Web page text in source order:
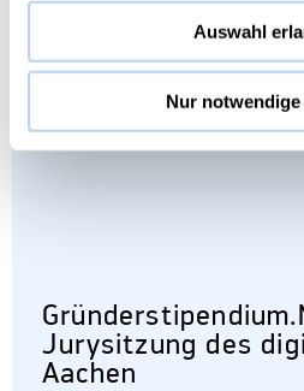
Auswahl
Nur
Jurysitzung des
Aachen